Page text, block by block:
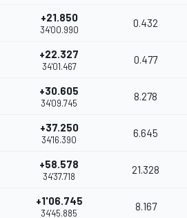
+21.850
34'00.990
0.432
+22.327
34'01.467
0.477
+30.605
34'09.745
8.278
+37.250
34'16.390
6.645
+58.578
34'37.718
21.328
+1'06.745
34'45.885
8.167